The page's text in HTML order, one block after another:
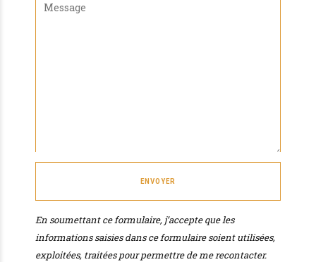
En soumettant ce formulaire, j’accepte que les
informations saisies dans ce formulaire soient utilisées,
exploitées, traitées pour permettre de me recontacter.